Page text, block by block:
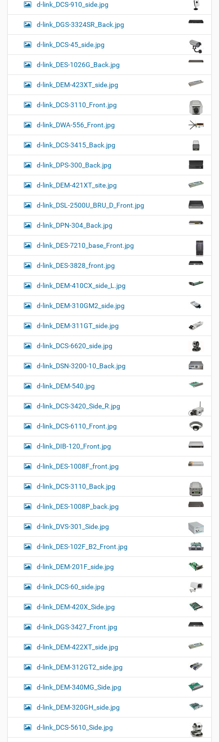
d-link_DCS-910_side.jpg
d-link_DGS-3324SR_Back.jpg
d-link_DCS-45_side.jpg
d-link_DES-1026G_Back.jpg
d-link_DEM-423XT_side.jpg
d-link_DCS-3110_Front.jpg
d-link_DWA-556_Front.jpg
d-link_DCS-3415_Back.jpg
d-link_DPS-300_Back.jpg
d-link_DEM-421XT_site.jpg
d-link_DSL-2500U_BRU_D_Front.jpg
d-link_DPN-304_Back.jpg
d-link_DES-7210_base_Front.jpg
d-link_DES-3828_front.jpg
d-link_DEM-410CX_side_L.jpg
d-link_DEM-310GM2_side.jpg
d-link_DEM-311GT_side.jpg
d-link_DCS-6620_side.jpg
d-link_DSN-3200-10_Back.jpg
d-link_DEM-540.jpg
d-link_DCS-3420_Side_R.jpg
d-link_DCS-6110_Front.jpg
d-link_DIB-120_Front.jpg
d-link_DES-1008F_front.jpg
d-link_DCS-3110_Back.jpg
d-link_DES-1008P_back.jpg
d-link_DVS-301_Side.jpg
d-link_DES-102F_B2_Front.jpg
d-link_DEM-201F_side.jpg
d-link_DCS-60_side.jpg
d-link_DEM-420X_Side.jpg
d-link_DGS-3427_Front.jpg
d-link_DEM-422XT_side.jpg
d-link_DEM-312GT2_side.jpg
d-link_DEM-340MG_Side.jpg
d-link_DEM-320GH_side.jpg
d-link_DCS-5610_Side.jpg